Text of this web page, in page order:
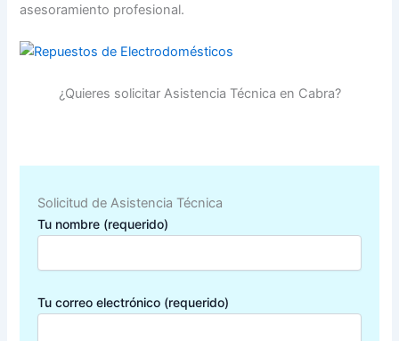
asesoramiento profesional.
¿Quieres solicitar Asistencia Técnica en Cabra?
Solicitud de Asistencia Técnica
Tu nombre (requerido)
Tu correo electrónico (requerido)